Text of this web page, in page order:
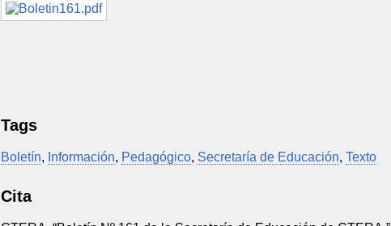
Tags
Boletín, Información, Pedagógico, Secretaría de Educación,Texto
Cita